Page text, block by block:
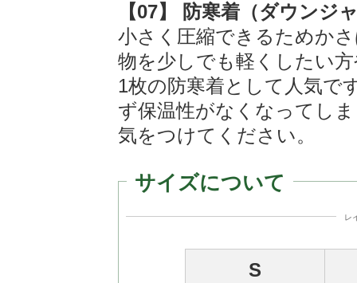
【07】 防寒着（ダウンジ
小さく圧縮できるためか
物を少しでも軽くしたい
1枚の防寒着として人気で
ず保温性がなくなってし
気をつけてください。
サイズについて
レ
S